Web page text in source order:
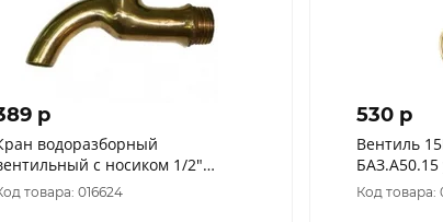
p
водоразборный
с носиком 1/2"
Иркутск
товара: 016624
530 p
Вентиль
Код товара: